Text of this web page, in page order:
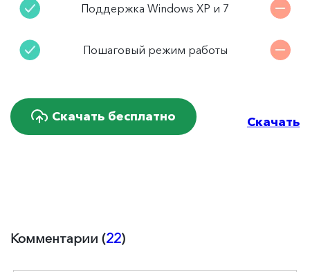
Поддержка Windows XP и 7
Пошаговый режим работы
Скачать бесплатно Скачать
Комментарии (22)